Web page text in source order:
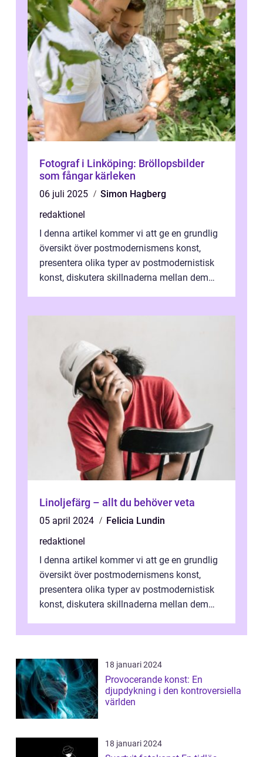
Fotograf i Linköping: Bröllopsbilder
som fångar kärleken
06 juli 2025
Simon Hagberg
redaktionel
I denna artikel kommer vi att ge en grundlig
översikt över postmodernismens konst,
presentera olika typer av postmodernistisk
konst, diskutera skillnaderna mellan dem
Linoljefärg – allt du behöver veta
05 april 2024
Felicia Lundin
redaktionel
I denna artikel kommer vi att ge en grundlig
översikt över postmodernismens konst,
presentera olika typer av postmodernistisk
konst, diskutera skillnaderna mellan dem
18 januari 2024
Provocerande konst: En
djupdykning i den kontroversiella
världen
18 januari 2024